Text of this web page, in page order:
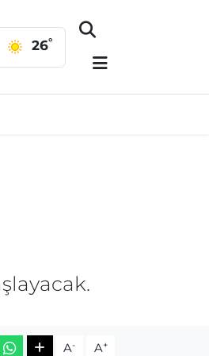
26°
A- A+